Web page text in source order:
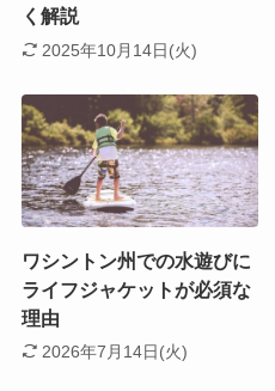
く解説
2025年10月14日(火)
ワシントン州での水遊びに
ライフジャケットが必須な
理由
2026年7月14日(火)